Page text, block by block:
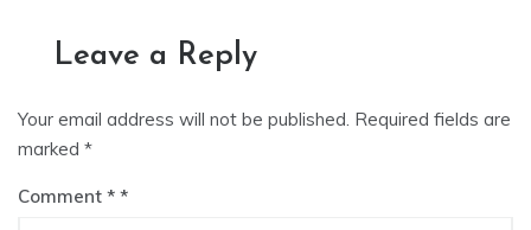
Leave a Reply
Your email address will not be published. Required fields are
marked *
Comment *